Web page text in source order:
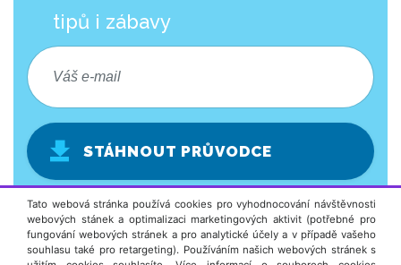
Tato webová stránka používá cookies pro vyhodnocování návštěvnosti
webových stánek a optimalizaci marketingových aktivit (potřebné pro
fungování webových stránek a pro analytické účely a v případě vašeho
souhlasu také pro retargeting). Používáním našich webových stránek s
tipů i zábavy
STÁHNOUT PRŮVODCE